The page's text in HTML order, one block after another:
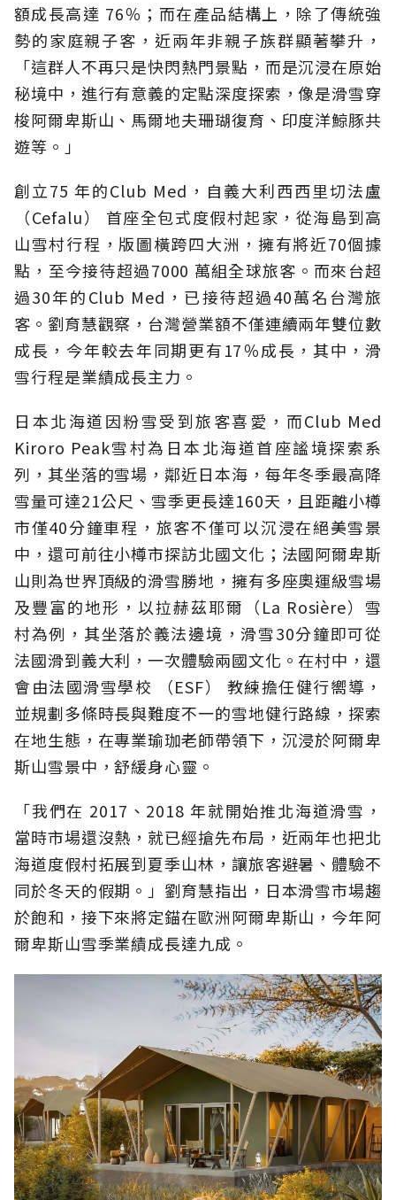
額成長高達 76％；而在產品結構上，除了傳統強
勢的家庭親子客，近兩年非親子族群顯著攀升，
「這群人不再只是快閃熱門景點，而是沉浸在原始
秘境中，進行有意義的定點深度探索，像是滑雪穿
梭阿爾卑斯山、馬爾地夫珊瑚復育、印度洋鯨豚共
遊等。」
創立75 年的Club Med，自義大利西西里切法盧
（Cefalu） 首座全包式度假村起家，從海島到高
山雪村行程，版圖橫跨四大洲，擁有將近70個據
點，至今接待超過7000 萬組全球旅客。而來台超
過30年的Club Med，已接待超過40萬名台灣旅
客。劉育慧觀察，台灣營業額不僅連續兩年雙位數
成長，今年較去年同期更有17％成長，其中，滑
雪行程是業績成長主力。
日本北海道因粉雪受到旅客喜愛，而Club Med
Kiroro Peak雪村為日本北海道首座謐境探索系
列，其坐落的雪場，鄰近日本海，每年冬季最高降
雪量可達21公尺、雪季更長達160天，且距離小樽
市僅40分鐘車程，旅客不僅可以沉浸在絕美雪景
中，還可前往小樽市探訪北國文化；法國阿爾卑斯
山則為世界頂級的滑雪勝地，擁有多座奧運級雪場
及豐富的地形，以拉赫茲耶爾（La Rosière）雪
村為例，其坐落於義法邊境，滑雪30分鐘即可從
法國滑到義大利，一次體驗兩國文化。在村中，還
會由法國滑雪學校 （ESF） 教練擔任健行嚮導，
並規劃多條時長與難度不一的雪地健行路線，探索
在地生態，在專業瑜珈老師帶領下，沉浸於阿爾卑
斯山雪景中，舒緩身心靈。
「我們在 2017、2018 年就開始推北海道滑雪，
當時市場還沒熱，就已經搶先布局，近兩年也把北
海道度假村拓展到夏季山林，讓旅客避暑、體驗不
同於冬天的假期。」劉育慧指出，日本滑雪市場趨
於飽和，接下來將定錨在歐洲阿爾卑斯山，今年阿
爾卑斯山雪季業績成長達九成。